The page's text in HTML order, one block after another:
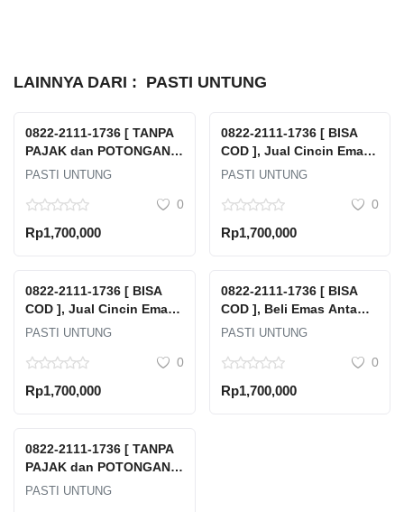
LAINNYA DARI : PASTI UNTUNG
0822-2111-1736 [ TANPA
PAJAK dan POTONGAN ],
Tempat Jual Beli Emas
Tengah Kabupaten
Kalipucang Kulon
PASTI UNTUNG
0
Rp1,700,000
0822-2111-1736 [ BISA
COD ], Jual Cincin Emas
Rusak Tanpa Surat Pasar
Jakarta Selatan Dki
PASTI UNTUNG
0
Rp1,700,000
0822-2111-1736 [ BISA
COD ], Jual Cincin Emas
Rusak Tanpa Surat Karet
Selatan Dki Jakarta
PASTI UNTUNG
0
Rp1,700,000
0822-2111-1736 [ BISA
COD ], Beli Emas Antam
Dimana Pulau Tidung
Selatan Kabupaten
Jakarta
PASTI UNTUNG
0
Rp1,700,000
0822-2111-1736 [ TANPA
PAJAK dan POTONGAN ],
Tempat Jual Beli Emas
PASTI UNTUNG